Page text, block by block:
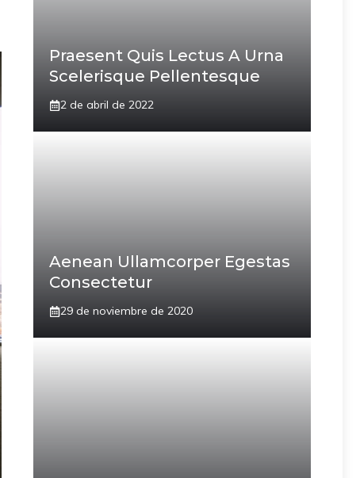
Praesent Quis Lectus A Urna
Scelerisque Pellentesque
2 de abril de 2022
Aenean Ullamcorper Egestas
Consectetur
29 de noviembre de 2020